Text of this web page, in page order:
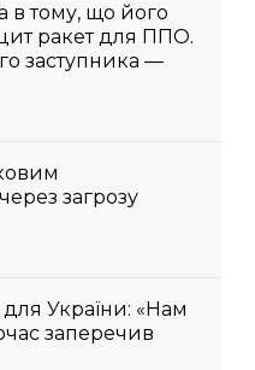
в тому, що його
ракет для ППО.
заступника —
загрозу
України: «Нам
заперечив